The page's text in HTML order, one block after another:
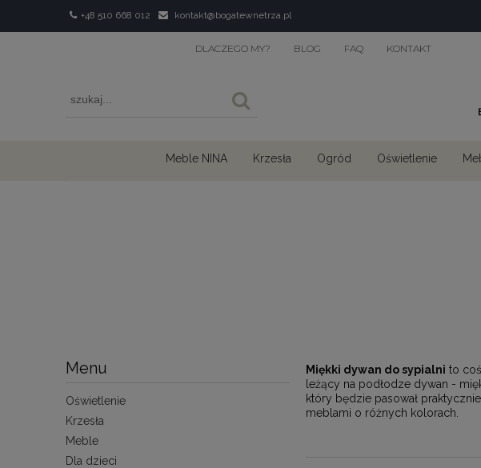
+48 510 668 012 kontakt@bogatewnetrza.pl
DLACZEGO MY? BLOG FAQ KONTAKT
Meble NINA Krzesła Ogród Oświetlenie
Menu
Oświetlenie
Krzesła
Meble
Dla dzieci
Miękki dywan do sypialni to
leżący na podłodze dywan -
który będzie pasował
meblami o różnych kolorach.